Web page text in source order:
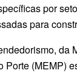
por
para
da
Porte (MEMP)